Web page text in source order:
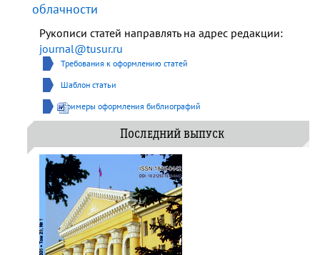
облачности
Рукописи статей направлять на адрес редакции:
journal@tusur.ru
Требования к оформлению статей
Шаблон статьи
Примеры оформления библиографий
Последний выпуск